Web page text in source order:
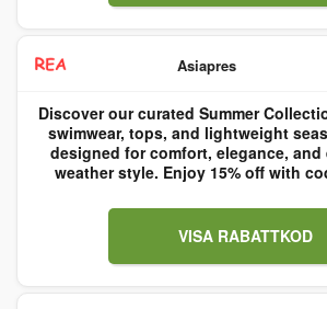
Asiapres
Discover our curated Summer
swimwear, tops, and lightweight
designed for comfort, elegance, and
weather style. Enjoy 15% off with
VISA RABATTKOD